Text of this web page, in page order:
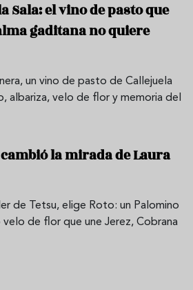
Sala: el vino de pasto que
gaditana no quiere
un vino de pasto de Callejuela
albariza, velo de flor y memoria del
la mirada de Laura
de Tetsu, elige Roto: un Palomino
de flor que une Jerez, Cobrana